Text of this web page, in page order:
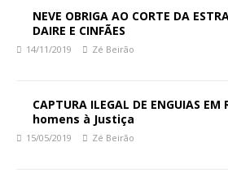
NEVE OBRIGA AO CORTE DA
DAIRE E CINFÃES
14/11/2019 Zé Beirão
CAPTURA ILEGAL DE ENGUIAS
homens à Justiça
15/05/2019 Zé Beirão